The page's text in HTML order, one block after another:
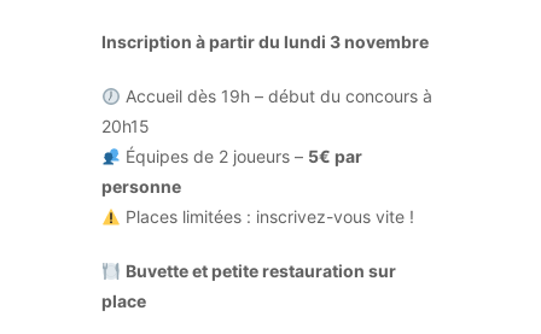
Inscription à partir du lundi 3 novembre
Accueil dès 19h – début du concours à
20h15
Équipes de 2 joueurs – 5€ par
personne
Places limitées : inscrivez-vous vite !
Buvette et petite restauration sur
place